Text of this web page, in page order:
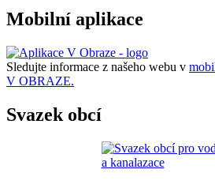
Mobilní aplikace
Sledujte informace z našeho webu v
V OBRAZE.
Svazek obcí